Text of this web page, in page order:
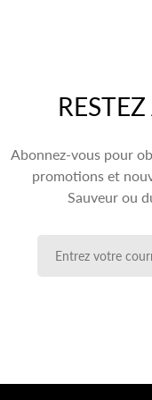
Abonnez-vous pour
promotions et
Sauveur ou